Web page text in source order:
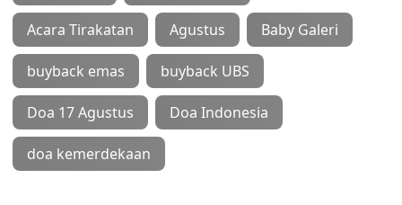
Acara Tirakatan Agustus Baby Galeri
buyback emas buyback UBS
Doa 17 Agustus Doa Indonesia
doa kemerdekaan